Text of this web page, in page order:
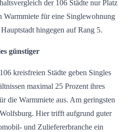
der 106 Städte nur Platz
Warmmiete für eine Singlewohnung
hingegen auf Rang 5.
günstiger
kreisfreien Städte geben Singles
maximal 25 Prozent ihres
die Warmmiete aus. Am geringsten
Hier trifft aufgrund guter
und Zuliefererbranche ein